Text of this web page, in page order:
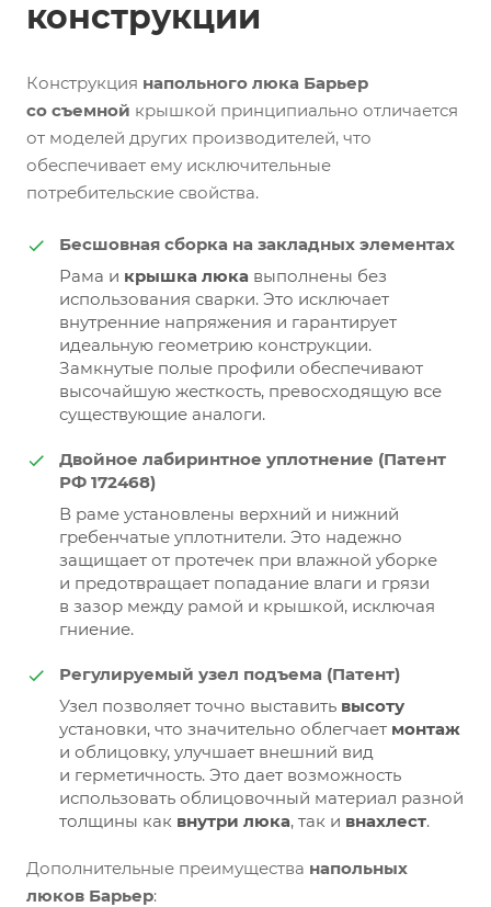
конструкции
Конструкция напольного люка Барьер
со съемной крышкой принципиально отличается
от моделей других производителей, что
обеспечивает ему исключительные
потребительские свойства.
Бесшовная сборка на закладных элементах
Рама и крышка люка выполнены без
использования сварки. Это исключает
внутренние напряжения и гарантирует
идеальную геометрию конструкции.
Замкнутые полые профили обеспечивают
высочайшую жесткость, превосходящую все
существующие аналоги.
Двойное лабиринтное уплотнение (Патент
РФ 172468)
В раме установлены верхний и нижний
гребенчатые уплотнители. Это надежно
защищает от протечек при влажной уборке
и предотвращает попадание влаги и грязи
в зазор между рамой и крышкой, исключая
гниение.
Регулируемый узел подъема (Патент)
Узел позволяет точно выставить высоту
установки, что значительно облегчает монтаж
и облицовку, улучшает внешний вид
и герметичность. Это дает возможность
использовать облицовочный материал разной
толщины как внутри люка, так и внахлест.
Дополнительные преимущества напольных
люков Барьер: